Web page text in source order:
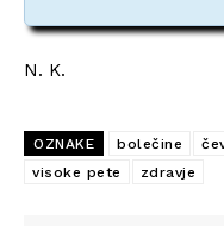
N. K.
OZNAKE bolečine
visoke pete
zdravje